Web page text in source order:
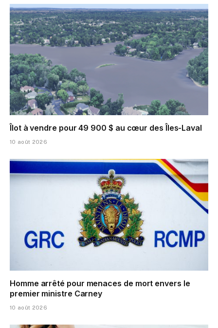
Îlot à vendre pour 49 900 $ au cœur des Îles-Laval
10 août 2026
Homme arrêté pour menaces de mort envers le
premier ministre Carney
10 août 2026